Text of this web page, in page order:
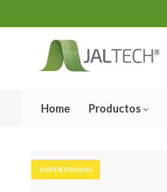
Home Productos
SUPER PROMO